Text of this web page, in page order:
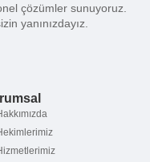
çözümler sunuyoruz.
yanınızdayız.